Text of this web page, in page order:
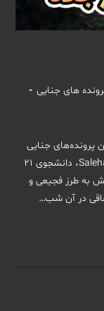
های جنایی
پرونده‌های جنایی
سال‌های اخیر می‌پردازیم. قتل سلیا هودا Saleha Huuda، دانشجوی ۲۱
به طرز فجیعی و
در آن شب…